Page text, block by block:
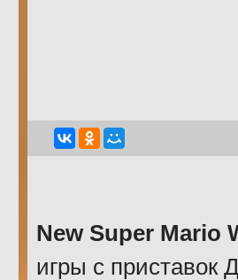
New Super Mario
игры с приставок